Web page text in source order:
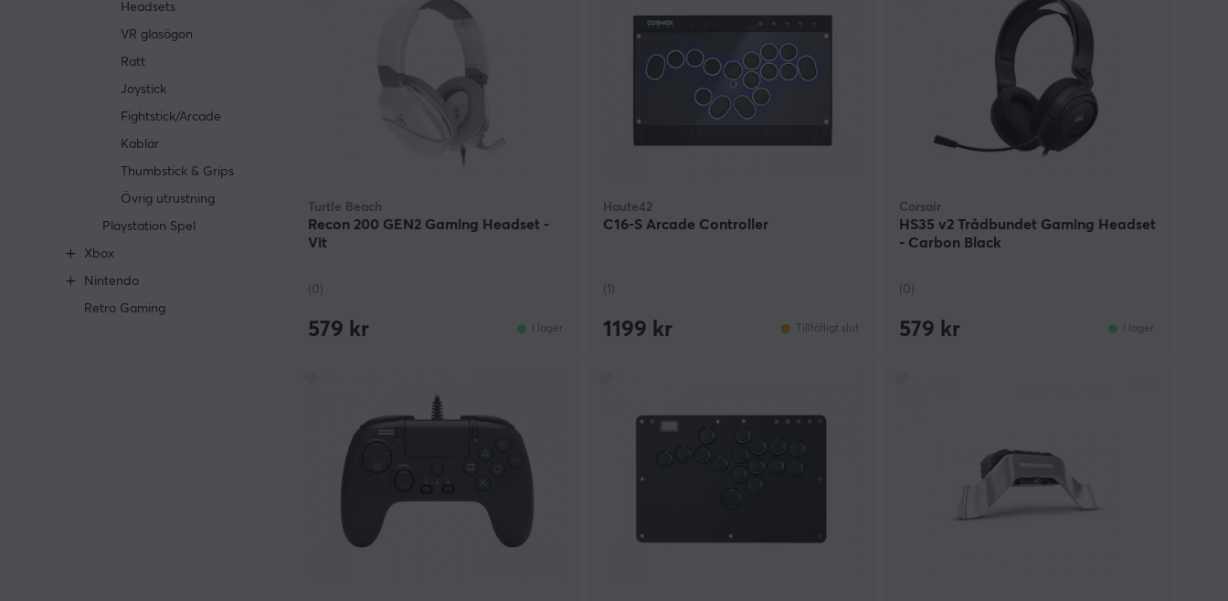
Headsets
VR glasögon
Ratt
Joystick
Fightstick/Arcade
Kablar
Thumbstick & Grips
Övrig utrustning
Playstation Spel
Xbox
Nintendo
Retro Gaming
Turtle Beach
Recon 200 GEN2 Gaming Headset -
Vit
(0)
579 kr I lager
Haute42
C16-S Arcade Controller
(1)
1199 kr Tillfälligt slut
Corsair
HS35 v2 Trådbundet Gaming Headset
- Carbon Black
(0)
579 kr I lager